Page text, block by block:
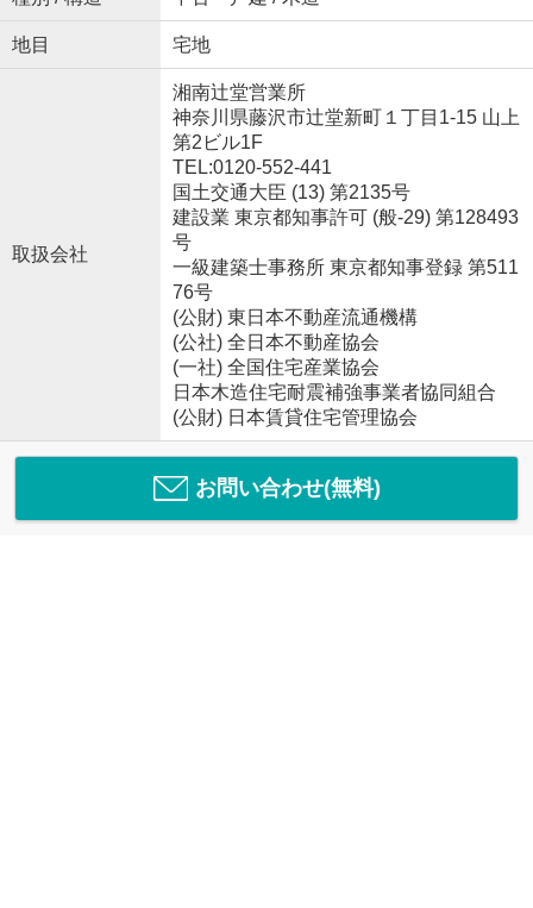
地目 宅地
取扱会社
湘南辻堂営業所
神奈川県藤沢市辻堂新町１丁目1-15 山上
第2ビル1F
TEL:0120-552-441
国土交通大臣 (13) 第2135号
建設業 東京都知事許可 (般-29) 第128493
号
一級建築士事務所 東京都知事登録 第511
76号
(公財) 東日本不動産流通機構
(公社) 全日本不動産協会
(一社) 全国住宅産業協会
日本木造住宅耐震補強事業者協同組合
(公財) 日本賃貸住宅管理協会
お問い合わせ(無料)